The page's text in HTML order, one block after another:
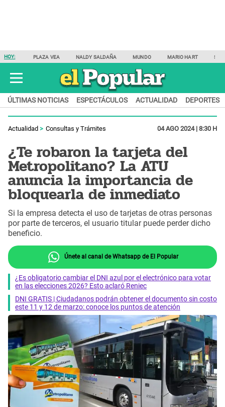
HOY: PLAZA VEA NALDY SALDAÑA MUNDO MARIO HART
ÚLTIMAS NOTICIAS ESPECTÁCULOS ACTUALIDAD DEPORTES
Actualidad Consultas y Trámites 04 AGO 2024 | 8:30 H
¿Te robaron la tarjeta del
Metropolitano? La ATU
anuncia la importancia de
bloquearla de inmediato
Si la empresa detecta el uso de tarjetas de otras personas
por parte de terceros, el usuario titular puede perder dicho
beneficio.
Únete al canal de Whatsapp de El Popular
¿Es obligatorio cambiar el DNI azul por el electrónico para votar
en las elecciones 2026? Esto aclaró Reniec
DNI GRATIS | Ciudadanos podrán obtener el documento sin costo
este 11 y 12 de marzo: conoce los puntos de atención